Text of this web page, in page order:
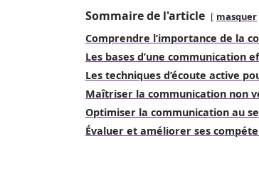
Sommaire de l'article masquer
Comprendre l’importance de la
Les bases d’une communication
Les techniques d’écoute active
Maîtriser la communication non
Optimiser la communication au
Évaluer et améliorer ses